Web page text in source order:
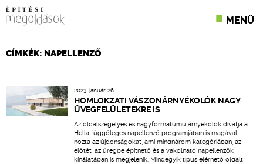
MENÜ
KONFERENCIÁK
CPR TERMÉKKIÍRÁS
ÉPÍTÉSI JOG
ONLINE KÉPZÉSEK
CÍMKÉK: NAPELLENZŐ
2023. január 26.
HOMLOKZATI VÁSZONÁRNYÉKOLÓK NAGY
ÜVEGFELÜLETEKRE IS
Az oldalszegélyes és nagyformátumú árnyékolók divatja a
Hella függőleges napellenző programjában is magával
hozta az újdonságokat, ami mindhárom kategóriában, az
előtét, az üregbe építhető és a vakolható napellenzők
kínálatában is megjelenik. Mindegyik típus elérhető oldalt